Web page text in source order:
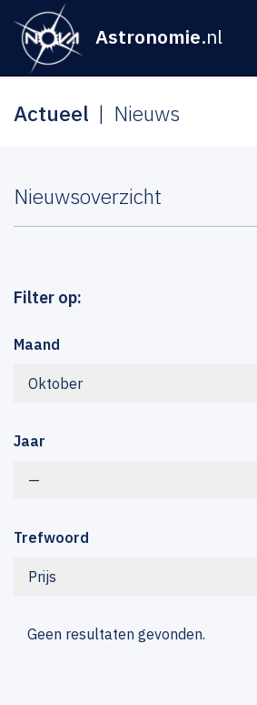
Astronomie.nl
Actueel Nieuws
Nieuwsoverzicht
Filter op:
Maand
Oktober
Jaar
—
Trefwoord
Prijs
Geen resultaten gevonden.